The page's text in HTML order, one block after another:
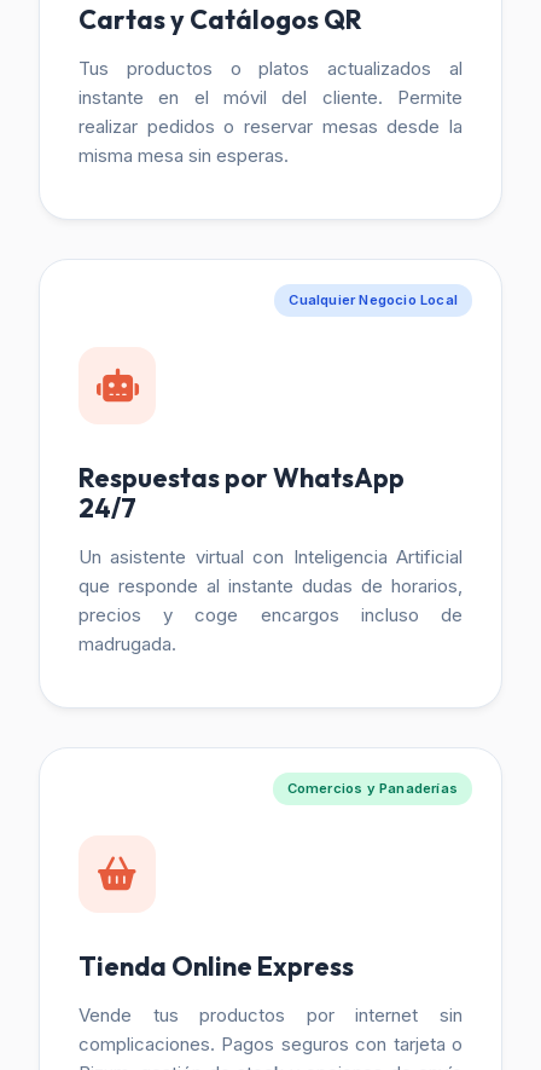
Cartas y Catálogos QR
Tus productos o platos actualizados al
instante en el móvil del cliente. Permite
realizar pedidos o reservar mesas desde la
misma mesa sin esperas.
Cualquier Negocio Local
Respuestas por WhatsApp
24/7
Un asistente virtual con Inteligencia Artificial
que responde al instante dudas de horarios,
precios y coge encargos incluso de
madrugada.
Comercios y Panaderías
Tienda Online Express
Vende tus productos por internet sin
complicaciones. Pagos seguros con tarjeta o